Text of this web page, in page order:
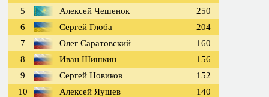
5
Алексей Чешенок
250
6
Сергей Глоба
204
7
Олег Саратовский
160
8
Иван Шишкин
156
9
Сергей Новиков
152
10
Алексей Яушев
140